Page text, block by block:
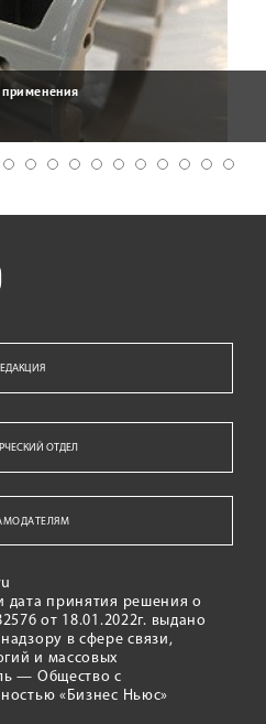
ОТДЕЛ
дата принятия решения о
от 18.01.2022г. выдано
в сфере связи,
и массовых
— Общество с
«Бизнес Ньюс»